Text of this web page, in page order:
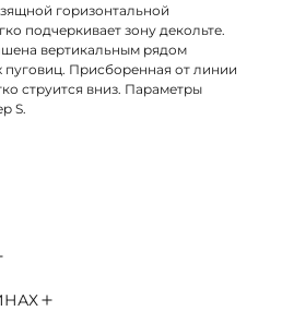
горизонтальной
подчеркивает зону декольте.
вертикальным рядом
пуговиц. Присборенная от линии
струится вниз. Параметры
S.